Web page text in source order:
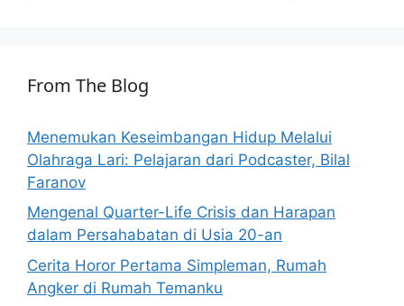
From The Blog
Menemukan Keseimbangan Hidup Melalui
Olahraga Lari: Pelajaran dari Podcaster, Bilal
Faranov
Mengenal Quarter-Life Crisis dan Harapan
dalam Persahabatan di Usia 20-an
Cerita Horor Pertama Simpleman, Rumah
Angker di Rumah Temanku